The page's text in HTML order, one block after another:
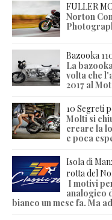
FULLER
Norton
Bazooka
La
volta che
2017 al
10 Segreti
Molti si
creare la
e poca
Isola di
rotta del
I motivi
analogico
bianco un mese fa. Ma